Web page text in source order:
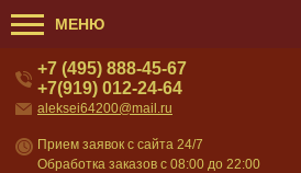
МЕНЮ
+7 (495) 888-45-67
+7(919) 012-24-64
aleksei64200@mail.ru
Прием заявок с сайта 24/7
Обработка заказов с 08:00 до 22:00